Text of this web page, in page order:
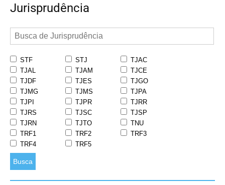
Jurisprudência
STF STJ
TJAC
TJAL
TJAM
TJCE
TJDF
TJES
TJGO
TJMG
TJMS
TJPA
TJPI
TJPR
TJRR
TJRS
TJSC
TJSP
TJRN
TJTO
TNU
TRF1
TRF2
TRF3
TRF4
TRF5
Busca